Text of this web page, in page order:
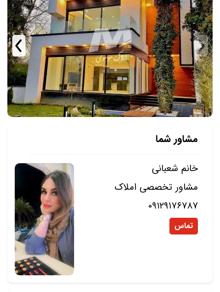
مشاور شما
خانم شعبانی
مشاور تخصصی املاک
0۹۱۲۹۱۷۶۷۸۷
تماس